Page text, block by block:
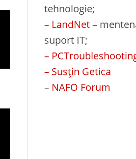
tehnologie;
– LandNet–
suport IT;
–
– Susțin Getica
– NAFO Forum